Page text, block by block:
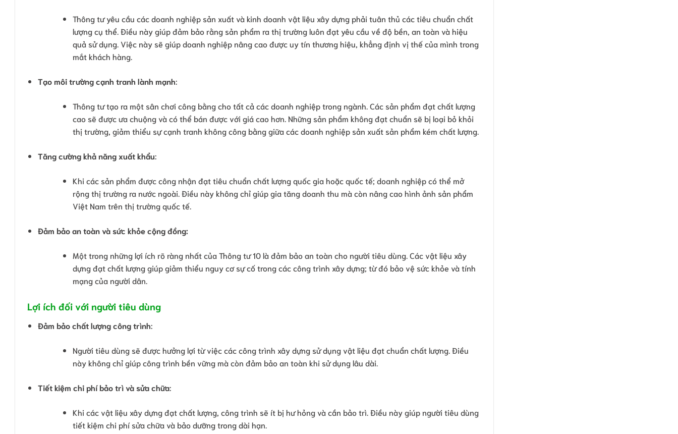
Thông tư yêu cầu các doanh nghiệp sản xuất và kinh doanh vật liệu xây dựng phải tuân thủ các tiêu chuẩn chất
lượng cụ thể. Điều này giúp đảm bảo rằng sản phẩm ra thị trường luôn đạt yêu cầu về độ bền, an toàn và hiệu
quả sử dụng. Việc này sẽ giúp doanh nghiệp nâng cao được uy tín thương hiệu, khẳng định vị thế của mình trong
mắt khách hàng.
Tạo môi trường cạnh tranh lành mạnh:
Thông tư tạo ra một sân chơi công bằng cho tất cả các doanh nghiệp trong ngành. Các sản phẩm đạt chất lượng
cao sẽ được ưa chuộng và có thể bán được với giá cao hơn. Những sản phẩm không đạt chuẩn sẽ bị loại bỏ khỏi
thị trường, giảm thiểu sự cạnh tranh không công bằng giữa các doanh nghiệp sản xuất sản phẩm kém chất lượng.
Tăng cường khả năng xuất khẩu:
Khi các sản phẩm được công nhận đạt tiêu chuẩn chất lượng quốc gia hoặc quốc tế; doanh nghiệp có thể mở
rộng thị trường ra nước ngoài. Điều này không chỉ giúp gia tăng doanh thu mà còn nâng cao hình ảnh sản phẩm
Việt Nam trên thị trường quốc tế.
Đảm bảo an toàn và sức khỏe cộng đồng:
Một trong những lợi ích rõ ràng nhất của Thông tư 10 là đảm bảo an toàn cho người tiêu dùng. Các vật liệu xây
dựng đạt chất lượng giúp giảm thiểu nguy cơ sự cố trong các công trình xây dựng; từ đó bảo vệ sức khỏe và tính
mạng của người dân.
Lợi ích đối với người tiêu dùng
Đảm bảo chất lượng công trình:
Người tiêu dùng sẽ được hưởng lợi từ việc các công trình xây dựng sử dụng vật liệu đạt chuẩn chất lượng. Điều
này không chỉ giúp công trình bền vững mà còn đảm bảo an toàn khi sử dụng lâu dài.
Tiết kiệm chi phí bảo trì và sửa chữa:
Khi các vật liệu xây dựng đạt chất lượng, công trình sẽ ít bị hư hỏng và cần bảo trì. Điều này giúp người tiêu dùng
tiết kiệm chi phí sửa chữa và bảo dưỡng trong dài hạn.